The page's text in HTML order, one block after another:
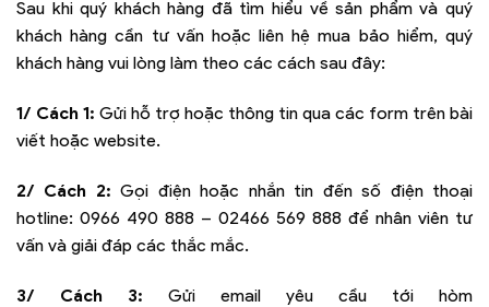
Sau khi quý khách hàng đã tìm hiểu về sản phẩm và quý
khách hàng cần tư vấn hoặc liên hệ mua bảo hiểm, quý
khách hàng vui lòng làm theo các cách sau đây:
1/ Cách 1: Gửi hỗ trợ hoặc thông tin qua các form trên bài
viết hoặc website.
2/ Cách 2: Gọi điện hoặc nhắn tin đến số điện thoại
hotline: 0966 490 888 – 02466 569 888 để nhân viên tư
vấn và giải đáp các thắc mắc.
3/ Cách 3: Gửi email yêu cầu tới hòm